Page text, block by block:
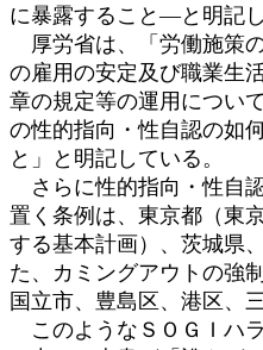
に暴露すること―と明記し
厚労省は、「労働施策
の雇用の安定及び職業生
章の規定等の運用につい
の性的指向・性自認の如
と」と明記している。
さらに性的指向・性自
置く条例は、東京都（東
する基本計画）、茨城県
た、カミングアウトの強
国立市、豊島区、港区、
このようなＳＯＧＩハ